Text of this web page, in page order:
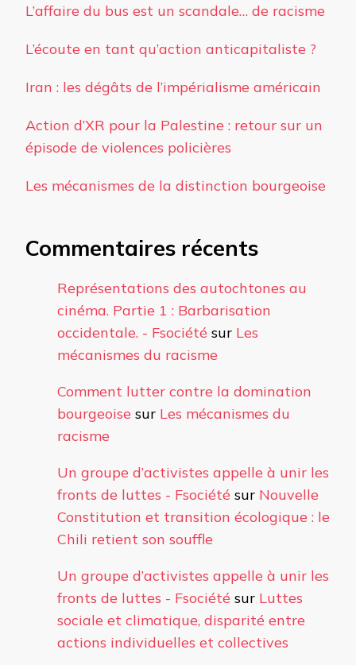
L’affaire du bus est un scandale… de racisme
L’écoute en tant qu’action anticapitaliste ?
Iran : les dégâts de l’impérialisme américain
Action d’XR pour la Palestine : retour sur un
épisode de violences policières
Les mécanismes de la distinction bourgeoise
Commentaires récents
Représentations des autochtones au
cinéma. Partie 1 : Barbarisation
occidentale. - Fsociété sur Les
mécanismes du racisme
Comment lutter contre la domination
bourgeoise sur Les mécanismes du
racisme
Un groupe d’activistes appelle à unir les
fronts de luttes - Fsociété sur Nouvelle
Constitution et transition écologique : le
Chili retient son souffle
Un groupe d’activistes appelle à unir les
fronts de luttes - Fsociété sur Luttes
sociale et climatique, disparité entre
actions individuelles et collectives